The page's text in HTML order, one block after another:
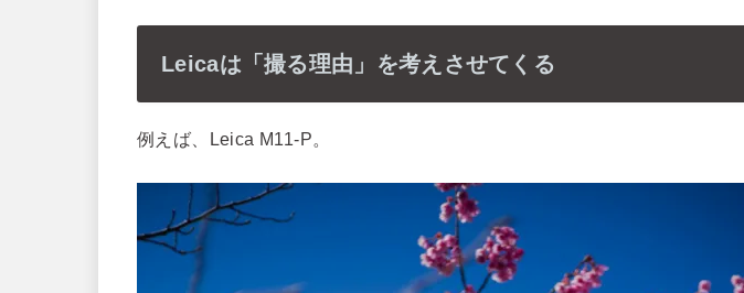
Leicaは「撮る理由」を考えさせてくる
例えば、Leica M11-P。